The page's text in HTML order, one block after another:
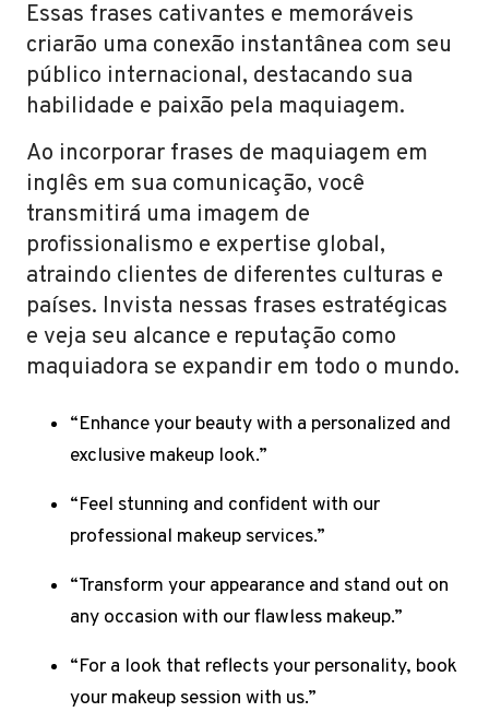
Essas frases cativantes e memoráveis
criarão uma conexão instantânea com seu
público internacional, destacando sua
habilidade e paixão pela maquiagem.
Ao incorporar frases de maquiagem em
inglês em sua comunicação, você
transmitirá uma imagem de
profissionalismo e expertise global,
atraindo clientes de diferentes culturas e
países. Invista nessas frases estratégicas
e veja seu alcance e reputação como
maquiadora se expandir em todo o mundo.
“Enhance your beauty with a personalized and
exclusive makeup look.”
“Feel stunning and confident with our
professional makeup services.”
“Transform your appearance and stand out on
any occasion with our flawless makeup.”
“For a look that reflects your personality, book
your makeup session with us.”